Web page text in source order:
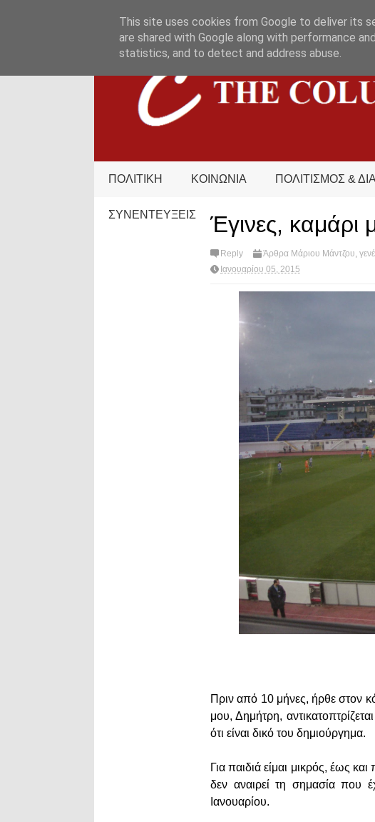
ΠΟΛΙΤΙΚΗ ΚΟΙΝΩΝΙΑ ΠΟΛΙΤΙΣΜΟΣ &
ΣΥΝΕΝΤΕΥΞΕΙΣ Έγινες, καμάρι
Reply Άρθρα Μάριου Μάντζου
Ιανουαρίου 05, 2015
Πριν από 10 μήνες, ήρθε στον
μου, Δημήτρη,
ότι είναι δικό του δημιούργημα.
Για παιδιά είμαι μικρός, έως
δεν αναιρεί τη σημασία που
Ιανουαρίου.
This site uses cookies from Google to deliver its
are shared with Google along with performance
statistics, and to detect and address abuse.